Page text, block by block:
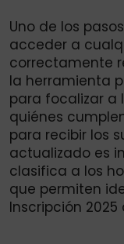
Uno de los
acceder a
correctamente
la herramienta
para focalizar a
quiénes
para recibir los
actualizado es
clasifica a los
que permiten
Inscripción 2025